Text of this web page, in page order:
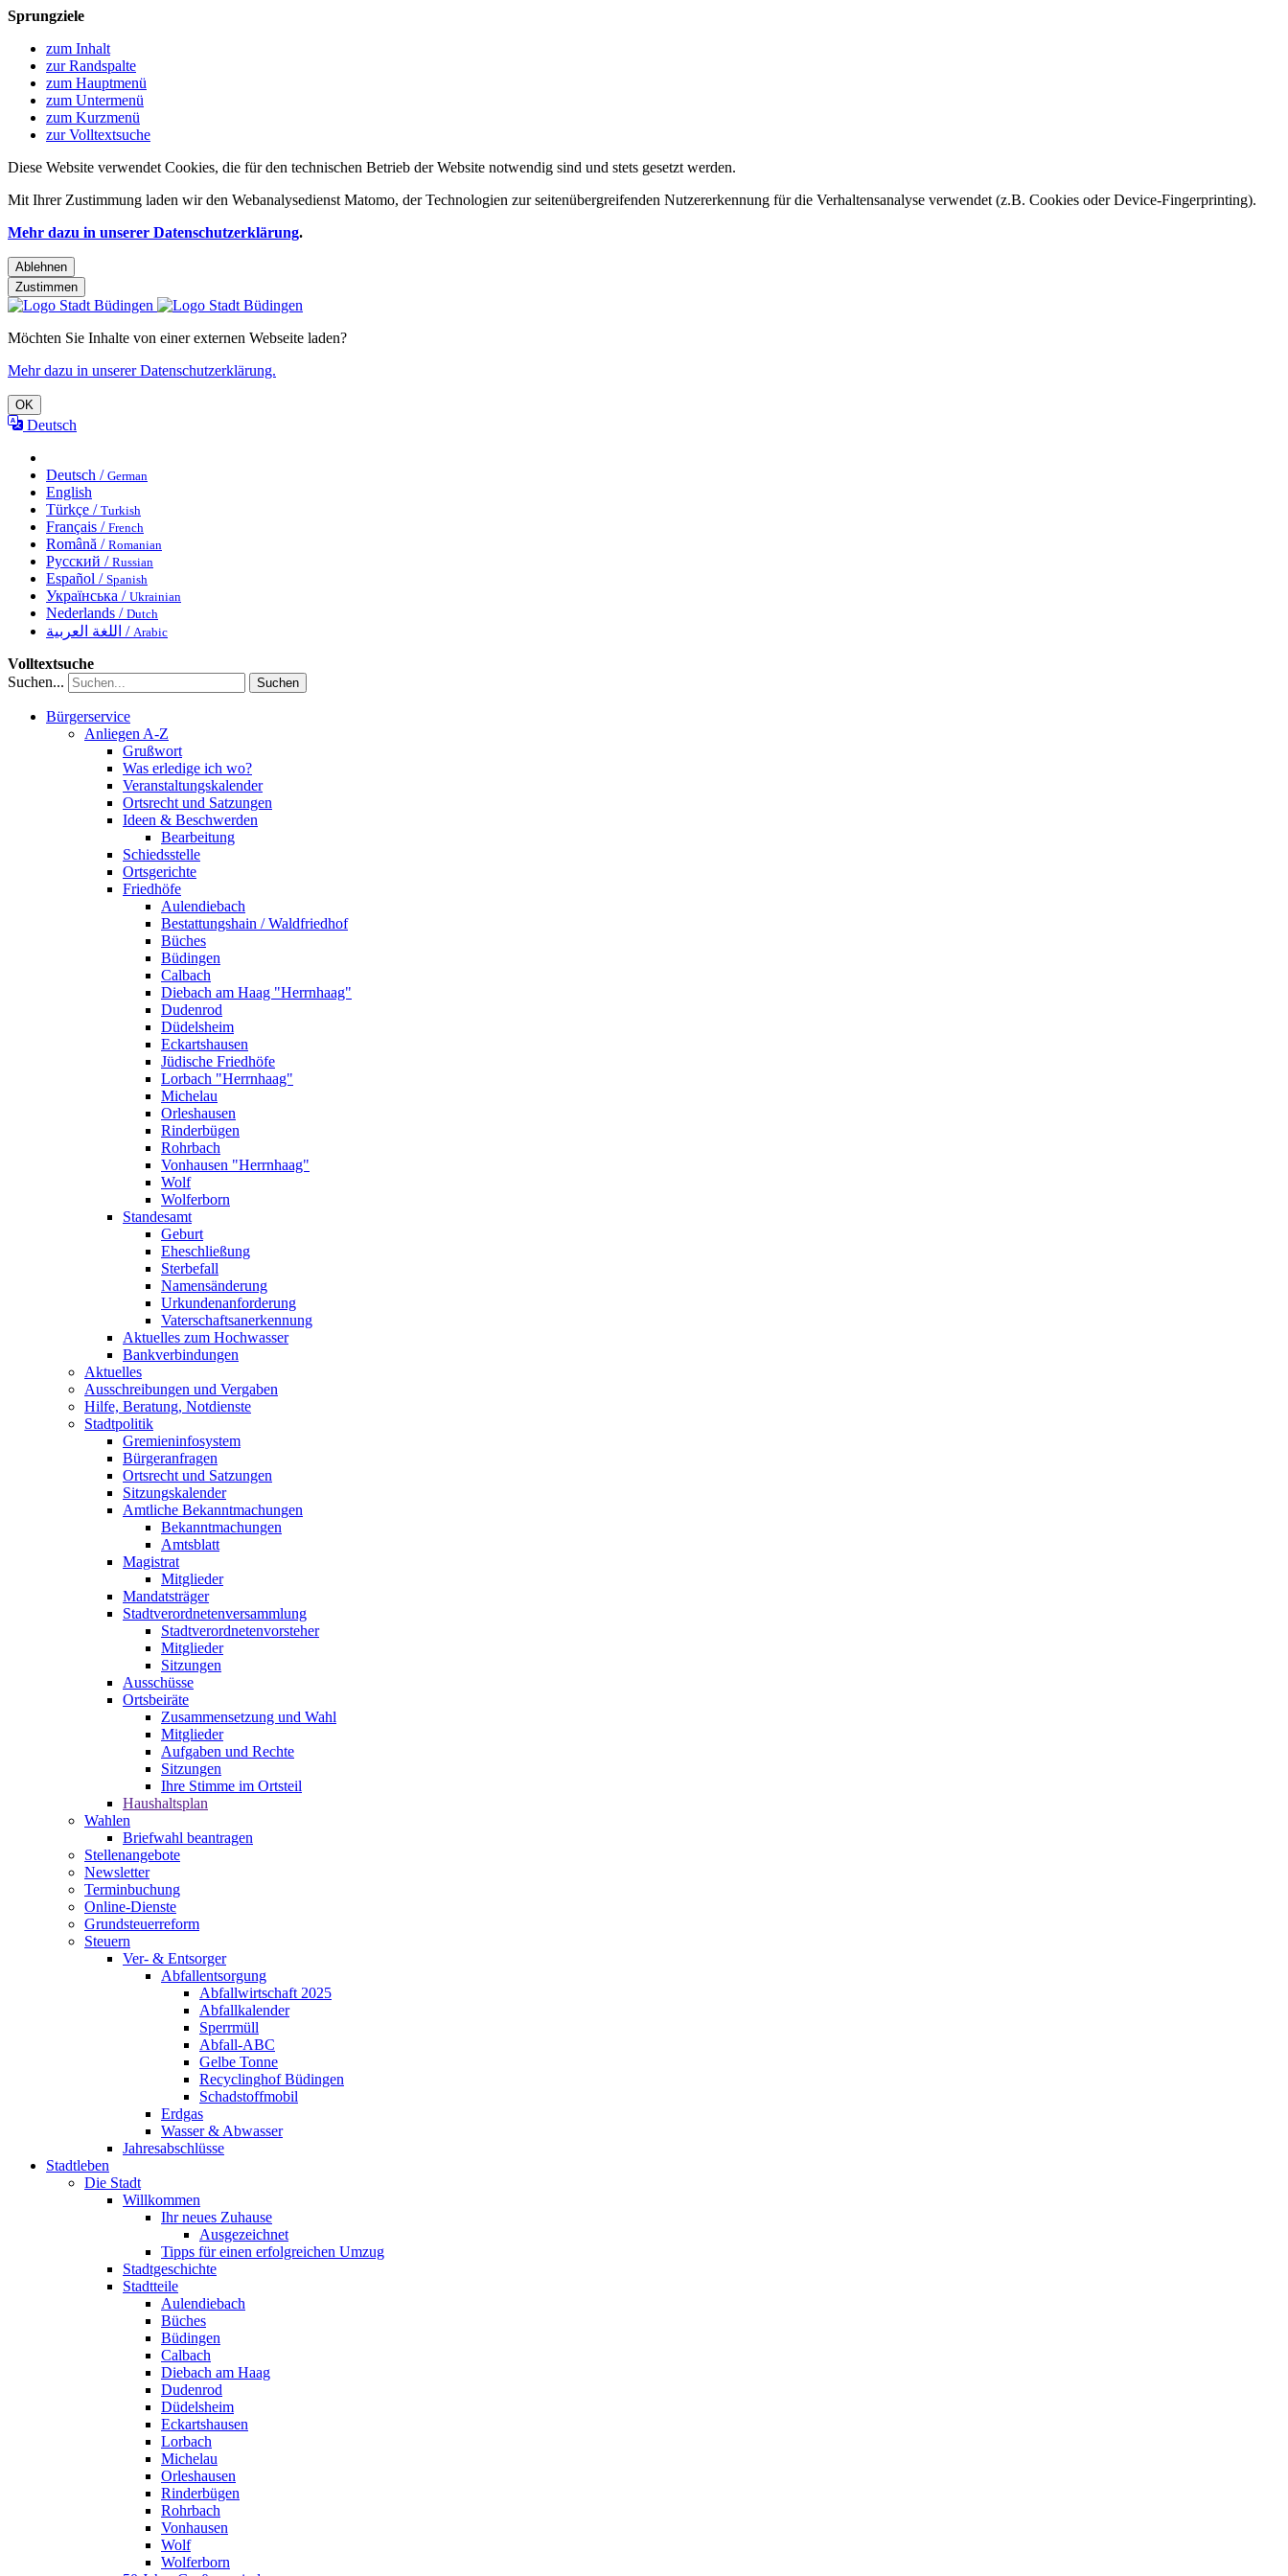
Sprungziele
zum Inhalt
zur Randspalte
zum Hauptmenü
zum Untermenü
zum Kurzmenü
zur Volltextsuche
Diese Website verwendet Cookies, die für den technischen Betrieb der Website notwendig sind und stets gesetzt werden.
Mit Ihrer Zustimmung laden wir den Webanalysedienst Matomo, der Technologien zur seitenübergreifenden Nutzererkennung für die Verhaltensanalyse verwendet (z.B. Cookies oder Device-Fingerprinting).
Mehr dazu in unserer Datenschutzerklärung.
Ablehnen
Zustimmen
Möchten Sie Inhalte von einer externen Webseite laden?
Mehr dazu in unserer Datenschutzerklärung.
OK
Deutsch
Deutsch / German
English
Türkçe / Turkish
Français / French
Română / Romanian
Русский / Russian
Español / Spanish
Українська / Ukrainian
Nederlands / Dutch
اللغة العربية / Arabic
Volltextsuche
Suchen...
Suchen
Bürgerservice
Anliegen A-Z
Grußwort
Was erledige ich wo?
Veranstaltungskalender
Ortsrecht und Satzungen
Ideen & Beschwerden
Bearbeitung
Schiedsstelle
Ortsgerichte
Friedhöfe
Aulendiebach
Bestattungshain / Waldfriedhof
Büches
Büdingen
Calbach
Diebach am Haag "Herrnhaag"
Dudenrod
Düdelsheim
Eckartshausen
Jüdische Friedhöfe
Lorbach "Herrnhaag"
Michelau
Orleshausen
Rinderbügen
Rohrbach
Vonhausen "Herrnhaag"
Wolf
Wolferborn
Standesamt
Geburt
Eheschließung
Sterbefall
Namensänderung
Urkundenanforderung
Vaterschaftsanerkennung
Aktuelles zum Hochwasser
Bankverbindungen
Aktuelles
Ausschreibungen und Vergaben
Hilfe, Beratung, Notdienste
Stadtpolitik
Gremieninfosystem
Bürgeranfragen
Ortsrecht und Satzungen
Sitzungskalender
Amtliche Bekanntmachungen
Bekanntmachungen
Amtsblatt
Magistrat
Mitglieder
Mandatsträger
Stadtverordnetenversammlung
Stadtverordnetenvorsteher
Mitglieder
Sitzungen
Ausschüsse
Ortsbeiräte
Zusammensetzung und Wahl
Mitglieder
Aufgaben und Rechte
Sitzungen
Ihre Stimme im Ortsteil
Haushaltsplan
Wahlen
Briefwahl beantragen
Stellenangebote
Newsletter
Terminbuchung
Online-Dienste
Grundsteuerreform
Steuern
Ver- & Entsorger
Abfallentsorgung
Abfallwirtschaft 2025
Abfallkalender
Sperrmüll
Abfall-ABC
Gelbe Tonne
Recyclinghof Büdingen
Schadstoffmobil
Erdgas
Wasser & Abwasser
Jahresabschlüsse
Stadtleben
Die Stadt
Willkommen
Ihr neues Zuhause
Ausgezeichnet
Tipps für einen erfolgreichen Umzug
Stadtgeschichte
Stadtteile
Aulendiebach
Büches
Büdingen
Calbach
Diebach am Haag
Dudenrod
Düdelsheim
Eckartshausen
Lorbach
Michelau
Orleshausen
Rinderbügen
Rohrbach
Vonhausen
Wolf
Wolferborn